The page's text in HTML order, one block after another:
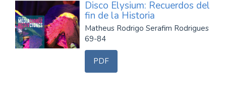
Disco Elysium: Recuerdos del
fin de la Historia
Matheus Rodrigo Serafim Rodrigues
69-84
PDF